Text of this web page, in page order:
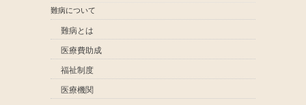
難病について
難病とは
医療費助成
福祉制度
医療機関